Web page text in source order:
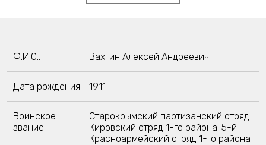
Ф.И.О.: Вахтин Алексей Андреевич
Дата рождения: 1911
Воинское
звание:
Старокрымский партизанский отряд.
Кировский отряд 1-го района. 5-й
Красноармейский отряд 1-го района